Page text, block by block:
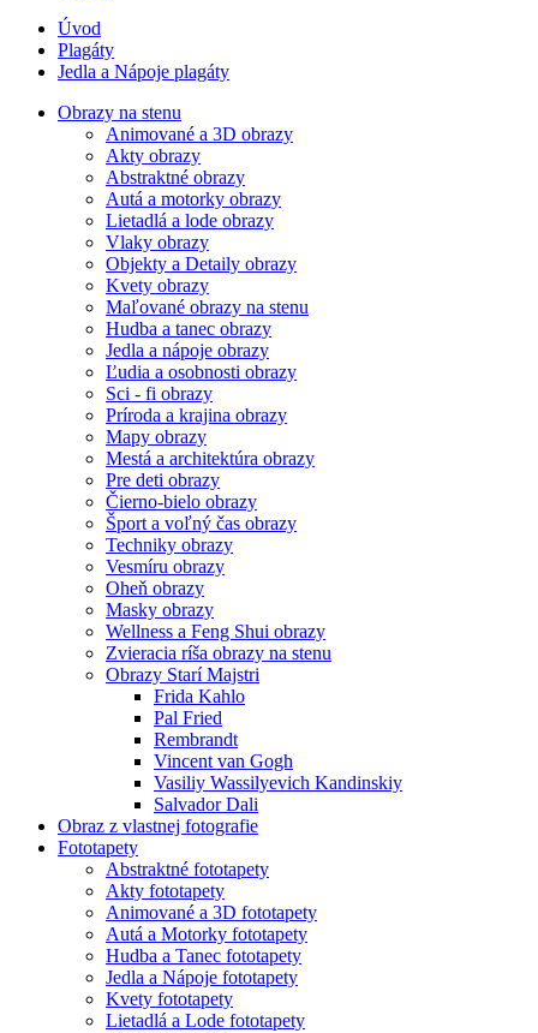
Úvod
Plagáty
Jedla a Nápoje plagáty
Obrazy na stenu
Animované a 3D obrazy
Akty obrazy
Abstraktné obrazy
Autá a motorky obrazy
Lietadlá a lode obrazy
Vlaky obrazy
Objekty a Detaily obrazy
Kvety obrazy
Maľované obrazy na stenu
Hudba a tanec obrazy
Jedla a nápoje obrazy
Ľudia a osobnosti obrazy
Sci - fi obrazy
Príroda a krajina obrazy
Mapy obrazy
Mestá a architektúra obrazy
Pre deti obrazy
Čierno-bielo obrazy
Šport a voľný čas obrazy
Techniky obrazy
Vesmíru obrazy
Oheň obrazy
Masky obrazy
Wellness a Feng Shui obrazy
Zvieracia ríša obrazy na stenu
Obrazy Starí Majstri
Frida Kahlo
Pal Fried
Rembrandt
Vincent van Gogh
Vasiliy Wassilyevich Kandinskiy
Salvador Dali
Obraz z vlastnej fotografie
Fototapety
Abstraktné fototapety
Akty fototapety
Animované a 3D fototapety
Autá a Motorky fototapety
Hudba a Tanec fototapety
Jedla a Nápoje fototapety
Kvety fototapety
Lietadlá a Lode fototapety